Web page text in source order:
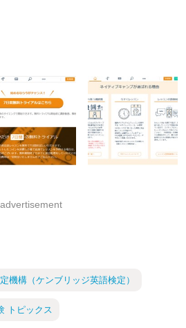
advertisement
機構（ケンブリッジ英語検定）
トピックス